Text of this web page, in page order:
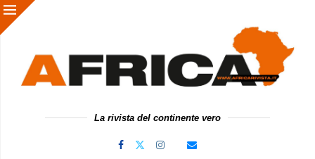
La rivista del continente vero